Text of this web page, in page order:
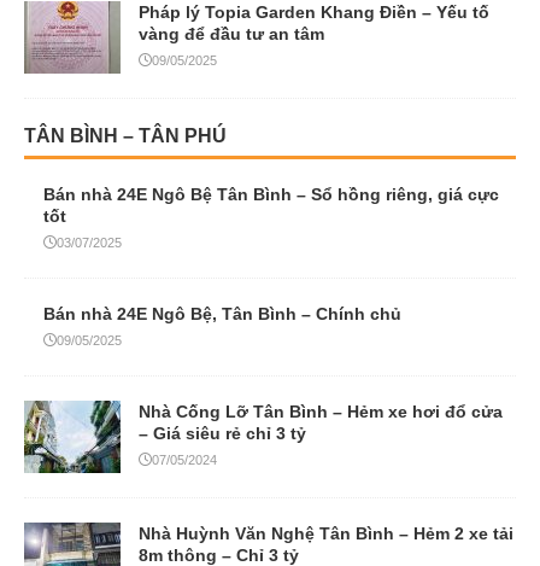
Pháp lý Topia Garden Khang Điền – Yếu tố
vàng để đầu tư an tâm
09/05/2025
TÂN BÌNH – TÂN PHÚ
Bán nhà 24E Ngô Bệ Tân Bình – Sổ hồng riêng, giá cực
tốt
03/07/2025
Bán nhà 24E Ngô Bệ, Tân Bình – Chính chủ
09/05/2025
Nhà Cống Lỡ Tân Bình – Hẻm xe hơi đổ cửa
– Giá siêu rẻ chỉ 3 tỷ
07/05/2024
Nhà Huỳnh Văn Nghệ Tân Bình – Hẻm 2 xe tải
8m thông – Chỉ 3 tỷ